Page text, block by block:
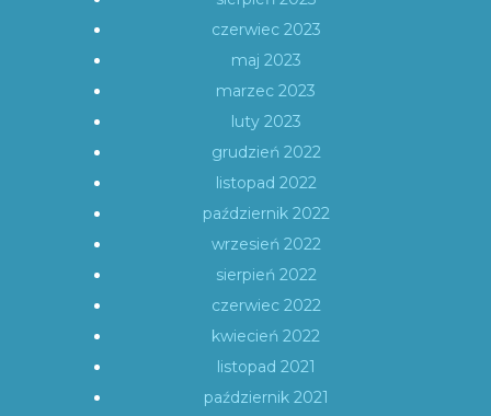
czerwiec 2023
maj 2023
marzec 2023
luty 2023
grudzień 2022
listopad 2022
październik 2022
wrzesień 2022
sierpień 2022
czerwiec 2022
kwiecień 2022
listopad 2021
październik 2021